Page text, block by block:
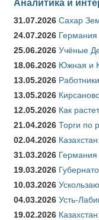
Аналитика и
31.07.2026 Сахар
24.07.2026 Германия
25.06.2026 Учёные
18.06.2026 Южная и
13.05.2026
13.05.2026
12.05.2026 Как
21.04.2026 Торги по
02.04.2026
31.03.2026 Германия
19.03.2026
10.03.2026
04.03.2026 Усть-
19.02.2026